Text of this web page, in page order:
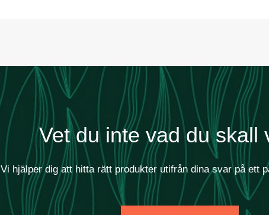
Vet du inte vad du skall
Vi hjälper dig att hitta rätt produkter utifrån dina svar på ett